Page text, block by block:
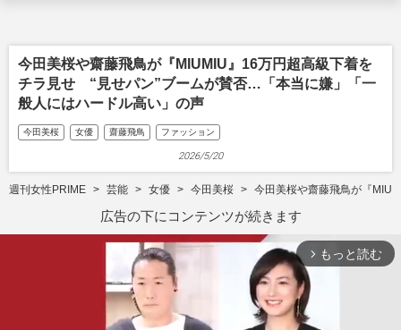
今田美桜や齋藤飛鳥が『MIUMIU』16万円超高級下着を
チラ見せ “見せパン”ブームが賛否…「本当に嫌」「一
般人にはハードル高い」の声
今田美桜 女優 齋藤飛鳥 ファッション
2026/5/20
週刊女性PRIME 芸能 女優 今田美桜 今田美桜や齋藤飛鳥が『
広告の下にコンテンツが続きます
arrow_forward_ios もっと読む